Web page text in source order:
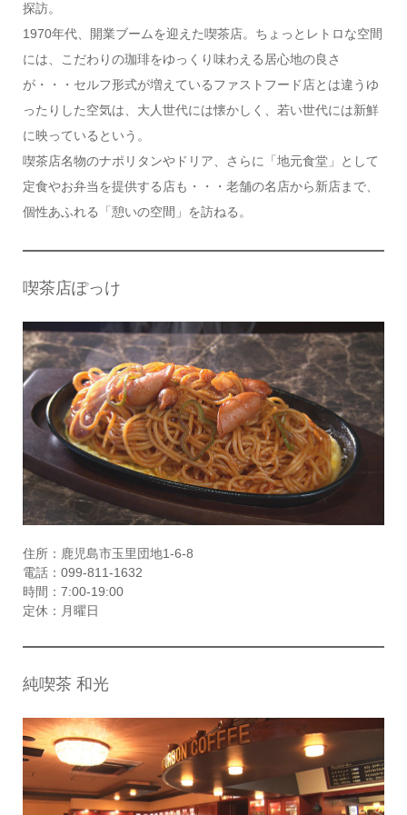
探訪。
1970年代、開業ブームを迎えた喫茶店。ちょっとレトロな空間
には、こだわりの珈琲をゆっくり味わえる居心地の良さ
が・・・セルフ形式が増えているファストフード店とは違うゆ
ったりした空気は、大人世代には懐かしく、若い世代には新鮮
に映っているという。
喫茶店名物のナポリタンやドリア、さらに「地元食堂」として
定食やお弁当を提供する店も・・・老舗の名店から新店まで、
個性あふれる「憩いの空間」を訪ねる。
喫茶店ぽっけ
住所：鹿児島市玉里団地1-6-8
電話：099-811-1632
時間：7:00-19:00
定休：月曜日
純喫茶 和光